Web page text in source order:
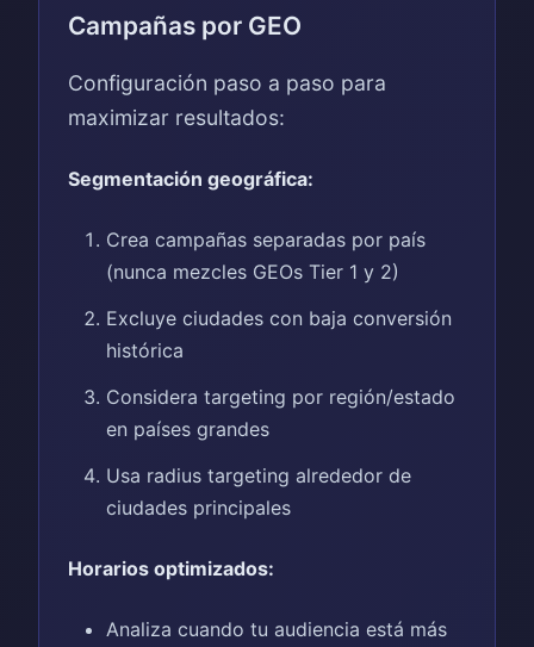
Campañas por GEO
Configuración paso a paso para
maximizar resultados:
Segmentación geográfica:
Crea campañas separadas por país
(nunca mezcles GEOs Tier 1 y 2)
Excluye ciudades con baja conversión
histórica
Considera targeting por región/estado
en países grandes
Usa radius targeting alrededor de
ciudades principales
Horarios optimizados:
Analiza cuando tu audiencia está más